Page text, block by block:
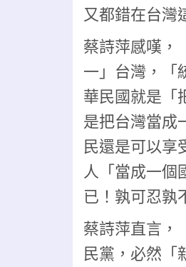
又都錯在台灣
蔡詩萍感嘆，
一」台灣，「
華民國就是「
是把台灣當成
民還是可以享
人「當成一個
已！孰可忍孰
蔡詩萍直言，
民黨，必然「